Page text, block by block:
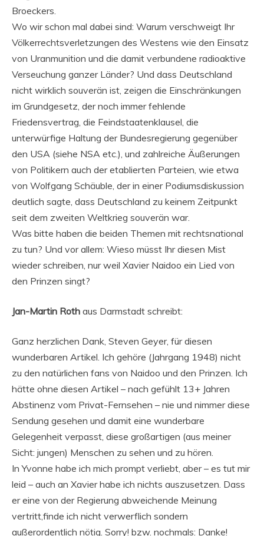
Broeckers.
Wo wir schon mal dabei sind: Warum verschweigt Ihr
Völkerrechtsverletzungen des Westens wie den Einsatz
von Uranmunition und die damit verbundene radioaktive
Verseuchung ganzer Länder? Und dass Deutschland
nicht wirklich souverän ist, zeigen die Einschränkungen
im Grundgesetz, der noch immer fehlende
Friedensvertrag, die Feindstaatenklausel, die
unterwürfige Haltung der Bundesregierung gegenüber
den USA (siehe NSA etc.), und zahlreiche Äußerungen
von Politikern auch der etablierten Parteien, wie etwa
von Wolfgang Schäuble, der in einer Podiumsdiskussion
deutlich sagte, dass Deutschland zu keinem Zeitpunkt
seit dem zweiten Weltkrieg souverän war.
Was bitte haben die beiden Themen mit rechtsnational
zu tun? Und vor allem: Wieso müsst Ihr diesen Mist
wieder schreiben, nur weil Xavier Naidoo ein Lied von
den Prinzen singt?
Jan-Martin Roth aus Darmstadt schreibt:
Ganz herzlichen Dank, Steven Geyer, für diesen
wunderbaren Artikel. Ich gehöre (Jahrgang 1948) nicht
zu den natürlichen fans von Naidoo und den Prinzen. Ich
hätte ohne diesen Artikel – nach gefühlt 13+ Jahren
Abstinenz vom Privat-Fernsehen – nie und nimmer diese
Sendung gesehen und damit eine wunderbare
Gelegenheit verpasst, diese großartigen (aus meiner
Sicht: jungen) Menschen zu sehen und zu hören.
In Yvonne habe ich mich prompt verliebt, aber – es tut mir
leid – auch an Xavier habe ich nichts auszusetzen. Dass
er eine von der Regierung abweichende Meinung
vertritt,finde ich nicht verwerflich sondern
außerordentlich nötig. Sorry! bzw. nochmals: Danke!